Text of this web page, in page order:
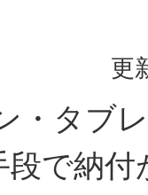
更
・タブ
段で納